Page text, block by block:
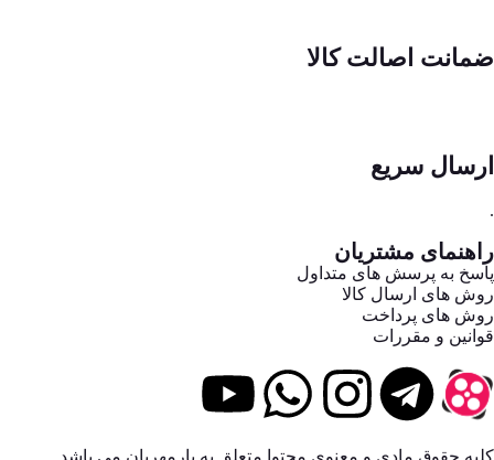
ضمانت اصالت کالا
ارسال سریع
.
راهنمای مشتریان
پاسخ به پرسش های متداول
روش های ارسال کالا
روش های پرداخت
قوانین و مقررات